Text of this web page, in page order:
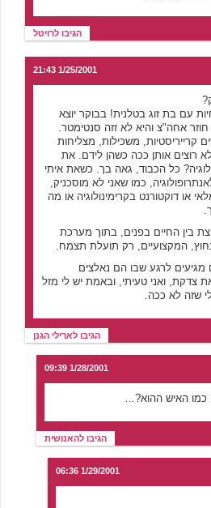
הגיבו לרויטל
1/25/2001 21:43
עם בת זוג בטלנית! בבוקר יוצא
אחה"צ והיא לא זזה סנטימטר.
קרייריסטיות, משכילות, מצליחות
רוצים אותן ככה כשהן לידם. את
כל הכבוד, גאה בך. כשאת איתי
כמו שאני לא מוסכניק,
או דוקטורנט בקרימינולוגיה או מה
בין החיים בפנים, בתוך מערכת
המקצועיים, רק תועלת תצמח.
מגיעים לרגע שבו הם נאלצים
צדקת, ואני טעיתי, ובאמת יש לי מזל
שזה לא ככה.
הגיבו לארילי הגנן
1/28/2001 09:39
כמו האיש ההוא?…
הגיבו להאנושית
1/29/2001 06:36